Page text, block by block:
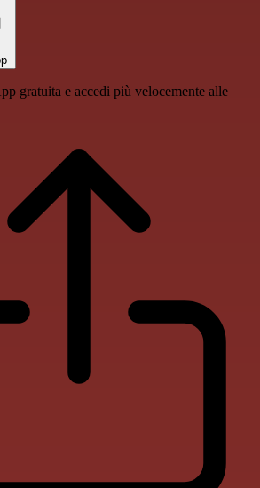
gratuita e accedi più velocemente alle